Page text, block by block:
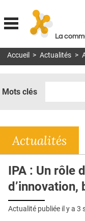
La
MON COMPTE
DOSSIERS
RÉSEAUX
E-REVUE SAD
Accueil > Actualités >
Mots clés
Actualités
IPA : Un rôle
d’innovation,
Actualité publiée il y a 3